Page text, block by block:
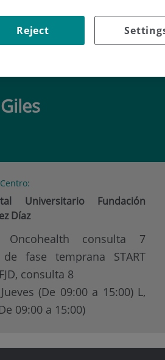
Universitario Fundación
Díaz
Oncohealth consulta 7
fase temprana START
consulta 8
Jueves (De 09:00 a 15:00) L,
09:00 a 15:00)
Reject